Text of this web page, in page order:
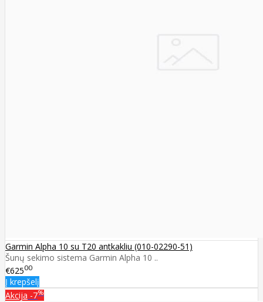
Garmin Alpha 10 su T20 antkakliu (010-02290-51)
Šunų sekimo sistema Garmin Alpha 10 ..
€62500
Į krepšelį
Akcija -7%